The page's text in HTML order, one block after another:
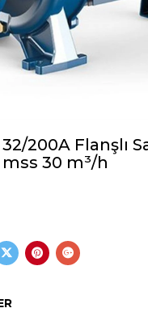
200A Flanşlı
30 m³/h